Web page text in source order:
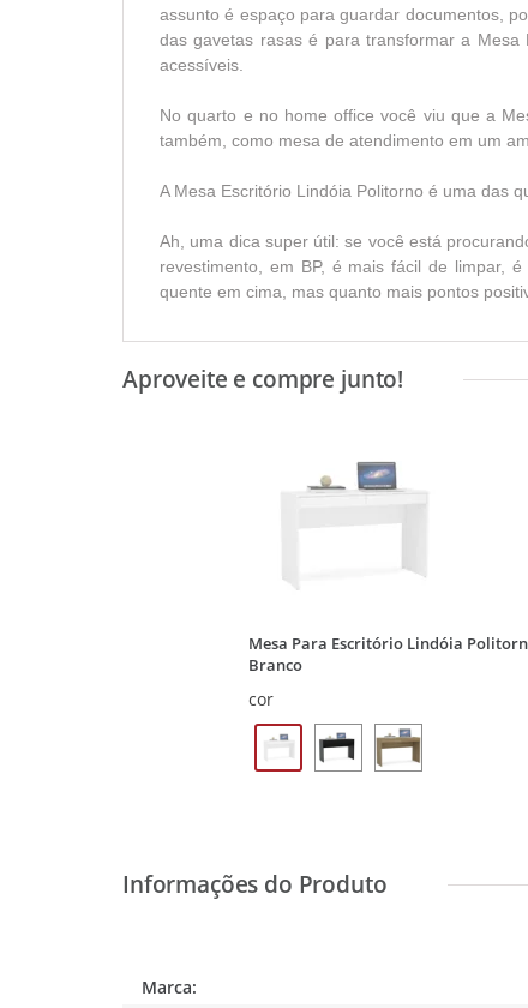
assunto é espaço para guardar documentos,
das gavetas rasas é para transformar a Mesa
acessíveis.
No quarto e no home office você viu que a
também, como mesa de atendimento em um
A Mesa Escritório Lindóia Politorno é uma das
Ah, uma dica super útil: se você está
revestimento, em BP, é mais fácil de limpar,
quente em cima, mas quanto mais pontos
Mesa Para Escritório Lindóia
Branco
cor
Marca: